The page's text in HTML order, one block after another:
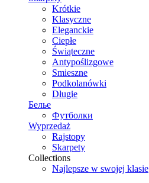
Krótkie
Klasyczne
Eleganckie
Ciepłe
Świąteczne
Antypoślizgowe
Smieszne
Podkolanówki
Długie
Белье
Футболки
Wyprzedaż
Rajstopy
Skarpety
Collections
Najlepsze w swojej klasie